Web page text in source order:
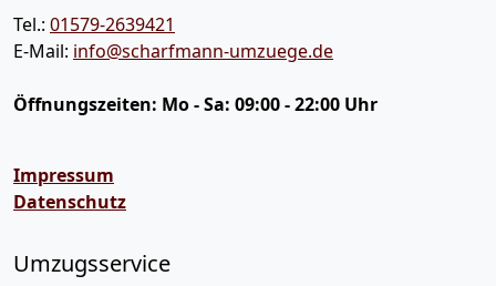
Tel.: 01579-2639421
E-Mail: info@scharfmann-umzuege.de
Öffnungszeiten: Mo - Sa: 09:00 - 22:00 Uhr
Impressum
Datenschutz
Umzugsservice